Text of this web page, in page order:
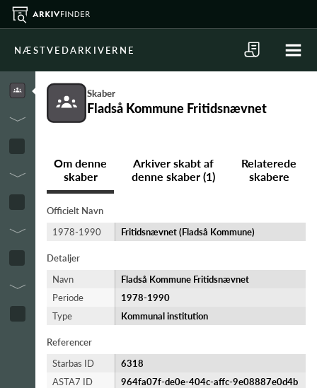
NÆSTVEDARKIVERNE
Skaber
Fladså Kommune Fritidsnævnet
Om denne
skaber
Arkiver skabt af
denne skaber (1)
Relaterede
skabere
Officielt Navn
1978-1990
Fritidsnævnet (Fladså Kommune)
Detaljer
Navn
Fladså Kommune Fritidsnævnet
Periode
1978-​1990
Type
Kommunal institution
Referencer
Starbas ID
6318
ASTA7 ID
964fa07f-de0e-404c-affc-9e08887e0d4b